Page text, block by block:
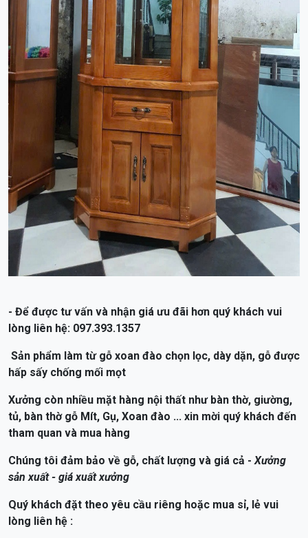
- Để được tư vấn và nhận giá ưu đãi hơn quý khách vui
lòng liên hệ: 097.393.1357
Sản phẩm làm từ gỗ xoan đào chọn lọc, dày dặn, gỗ được
hấp sấy chống mối mọt
Xưởng còn nhiều mặt hàng nội thất như bàn thờ, giường,
tủ, bàn thờ gỗ Mít, Gụ, Xoan đào ... xin mời quý khách đến
tham quan và mua hàng
Chúng tôi đảm bảo về gỗ, chất lượng và giá cả - Xưởng
sản xuất - giá xuất xưởng
Quý khách đặt theo yêu cầu riêng hoặc mua sỉ, lẻ vui
lòng liên hệ :